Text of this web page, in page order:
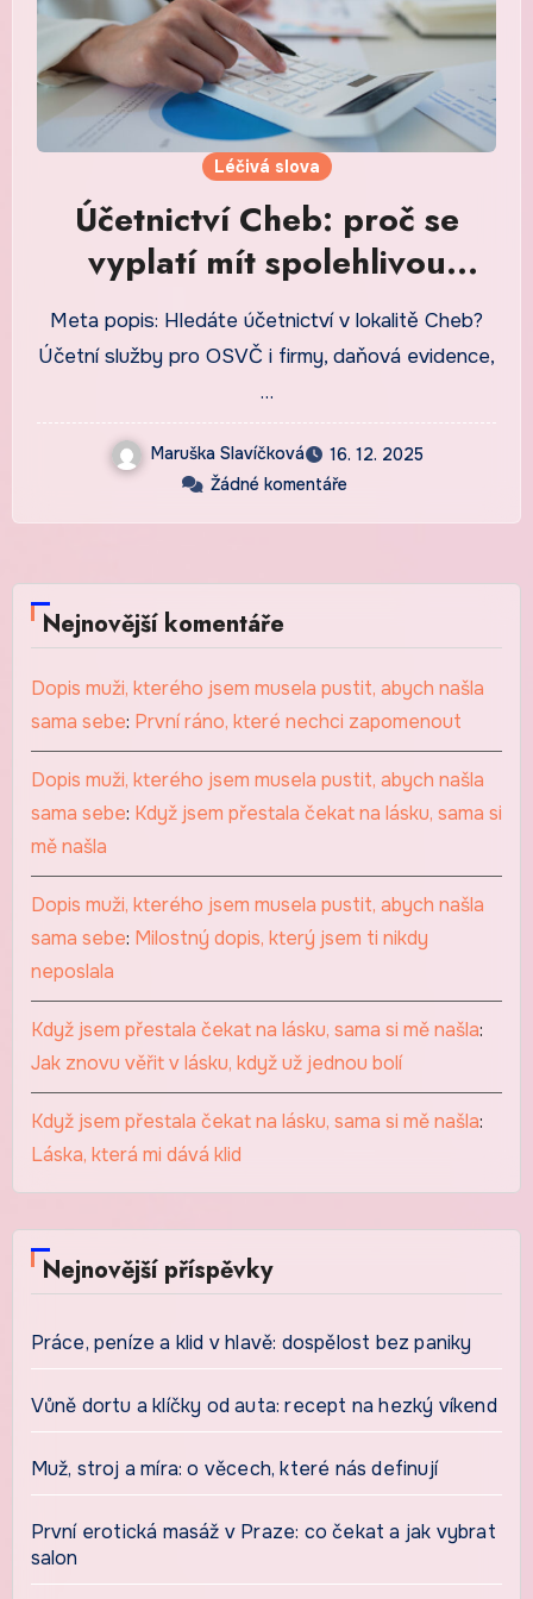
Léčivá slova
Účetnictví Cheb: proč se
vyplatí mít spolehlivou
účetní podporu
Meta popis: Hledáte účetnictví v lokalitě Cheb?
Účetní služby pro OSVČ i firmy, daňová evidence,
…
Maruška Slavíčková
16. 12. 2025
Žádné komentáře
Nejnovější komentáře
Dopis muži, kterého jsem musela pustit, abych našla
sama sebe: První ráno, které nechci zapomenout
Dopis muži, kterého jsem musela pustit, abych našla
sama sebe: Když jsem přestala čekat na lásku, sama si
mě našla
Dopis muži, kterého jsem musela pustit, abych našla
sama sebe: Milostný dopis, který jsem ti nikdy
neposlala
Když jsem přestala čekat na lásku, sama si mě našla:
Jak znovu věřit v lásku, když už jednou bolí
Když jsem přestala čekat na lásku, sama si mě našla:
Láska, která mi dává klid
Nejnovější příspěvky
Práce, peníze a klid v hlavě: dospělost bez paniky
Vůně dortu a klíčky od auta: recept na hezký víkend
Muž, stroj a míra: o věcech, které nás definují
První erotická masáž v Praze: co čekat a jak vybrat
salon